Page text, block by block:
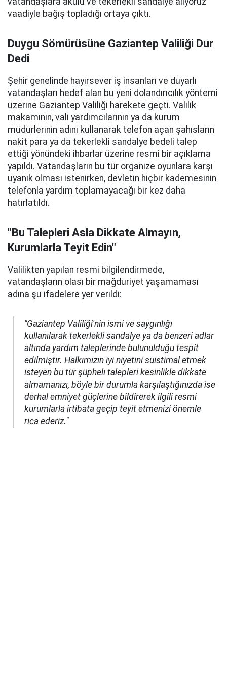
vaadiyle bağış topladığı ortaya çıktı.
Duygu Sömürüsüne Gaziantep Valiliği Dur
Dedi
Şehir genelinde hayırsever iş insanları ve duyarlı
vatandaşları hedef alan bu yeni dolandırıcılık yöntemi
üzerine Gaziantep Valiliği harekete geçti. Valilik
makamının, vali yardımcılarının ya da kurum
müdürlerinin adını kullanarak telefon açan şahısların
nakit para ya da tekerlekli sandalye bedeli talep
ettiği yönündeki ihbarlar üzerine resmi bir açıklama
yapıldı. Vatandaşların bu tür organize oyunlara karşı
uyanık olması istenirken, devletin hiçbir kademesinin
telefonla yardım toplamayacağı bir kez daha
hatırlatıldı.
"Bu Talepleri Asla Dikkate Almayın,
Kurumlarla Teyit Edin"
Valilikten yapılan resmi bilgilendirmede,
vatandaşların olası bir mağduriyet yaşamaması
adına şu ifadelere yer verildi:
"Gaziantep Valiliği'nin ismi ve saygınlığı
kullanılarak tekerlekli sandalye ya da benzeri adlar
altında yardım taleplerinde bulunulduğu tespit
edilmiştir. Halkımızın iyi niyetini suistimal etmek
isteyen bu tür şüpheli talepleri kesinlikle dikkate
almamanızı, böyle bir durumla karşılaştığınızda ise
derhal emniyet güçlerine bildirerek ilgili resmi
kurumlarla irtibata geçip teyit etmenizi önemle
rica ederiz."